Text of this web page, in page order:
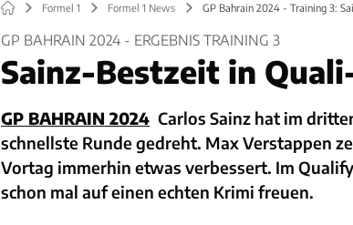
Formel 1 Formel 1 News GP Bahrain 2024 - Training 3:
GP BAHRAIN 2024 - ERGEBNIS TRAINING 3
Sainz-Bestzeit in
GP BAHRAIN 2024 Carlos Sainz hat im
schnellste Runde gedreht. Max Verstappen
Vortag immerhin etwas verbessert. Im
schon mal auf einen echten Krimi freuen.